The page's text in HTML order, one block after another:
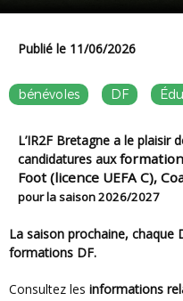
Publié le 11/06/2026
bénévoles DF
L’IR2F Bretagne a le plaisir de vous informer de l’ouverture des
candidatures aux
Foot (licence UEFA C),
pour la saison 2026/2027
La saison prochaine, chaque District breton proposera l’ensemble
formations DF.
Consultez les informations